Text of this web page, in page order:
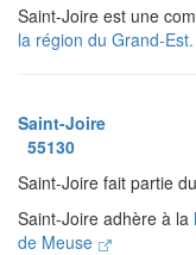
Saint-Joire est une
la région du Grand-Est.
Saint-Joire
55130
Saint-Joire fait partie du
Saint-Joire adhère à la
de Meuse